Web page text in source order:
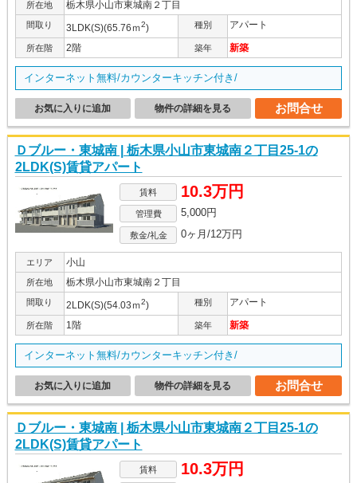
所在地 栃木県小山市東城南２丁目
間取り 3LDK(S)(65.76ｍ2) 種別 アパート
所在階 2階 築年 新築
インターネット無料/カウンターキッチン付き/
お問合せ
物件の詳細を見る
お気に入りに追加
Ｄブルー・東城南 | 栃木県小山市東城南２丁目25-1の
2LDK(S)賃貸アパート
賃料 10.3万円
管理費 5,000円
敷金/礼金 0ヶ月/12万円
エリア 小山
所在地 栃木県小山市東城南２丁目
間取り 2LDK(S)(54.03ｍ2) 種別 アパート
所在階 1階 築年 新築
インターネット無料/カウンターキッチン付き/
お問合せ
物件の詳細を見る
お気に入りに追加
Ｄブルー・東城南 | 栃木県小山市東城南２丁目25-1の
2LDK(S)賃貸アパート
賃料 10.3万円